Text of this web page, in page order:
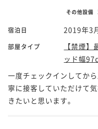
その他設備
宿泊日 2019年3
部屋タイプ
【禁煙
ッド幅97
一度チェックインしてか
寧に接客していただけて
きたいと思います。